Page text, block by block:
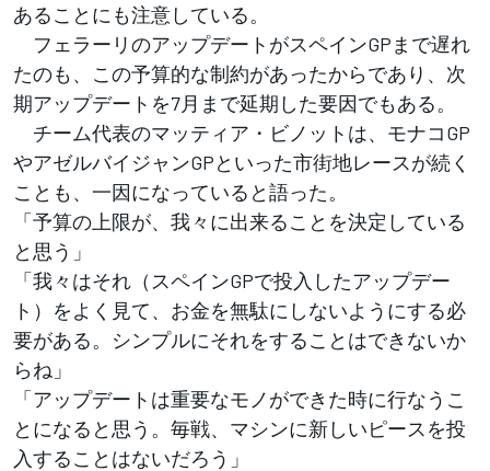
あることにも注意している。
フェラーリのアップデートがスペインGPまで遅れ
たのも、この予算的な制約があったからであり、次
期アップデートを7月まで延期した要因でもある。
チーム代表のマッティア・ビノットは、モナコGP
やアゼルバイジャンGPといった市街地レースが続く
ことも、一因になっていると語った。
「予算の上限が、我々に出来ることを決定している
と思う」
「我々はそれ（スペインGPで投入したアップデー
ト）をよく見て、お金を無駄にしないようにする必
要がある。シンプルにそれをすることはできないか
らね」
「アップデートは重要なモノができた時に行なうこ
とになると思う。毎戦、マシンに新しいピースを投
入することはないだろう」